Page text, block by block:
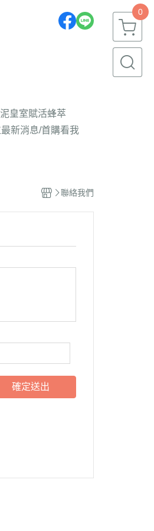
0
皇室賦活蜂萃
最新消息/首購看我
聯絡我們
確定送出